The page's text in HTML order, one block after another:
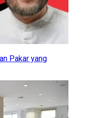
Pakar yang